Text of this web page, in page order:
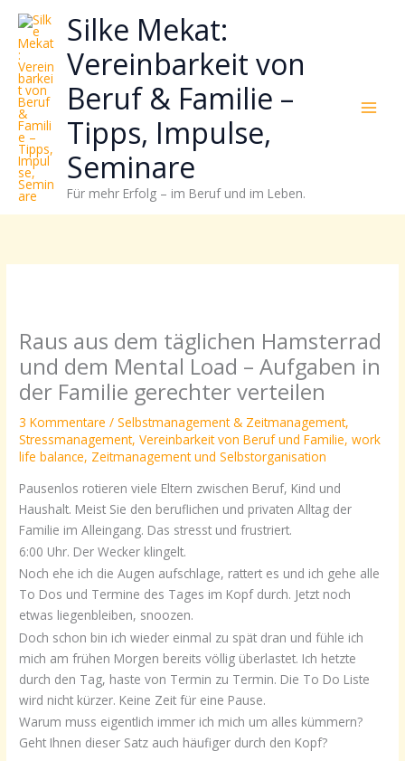
Zum
Inhalt
springen
Silke Mekat:
Vereinbarkeit von
Beruf & Familie –
Tipps, Impulse,
Seminare
Für mehr Erfolg – im Beruf und im Leben.
Raus aus dem täglichen Hamsterrad
und dem Mental Load – Aufgaben in
der Familie gerechter verteilen
3 Kommentare /Selbstmanagement & Zeitmanagement,
Stressmanagement,Vereinbarkeit von Beruf und Familie,work
life balance, Zeitmanagement und Selbstorganisation
Pausenlos rotieren viele Eltern zwischen Beruf, Kind und
Haushalt. Meist Sie den beruflichen und privaten Alltag der
Familie im Alleingang. Das stresst und frustriert.
6:00 Uhr. Der Wecker klingelt.
Noch ehe ich die Augen aufschlage, rattert es und ich gehe alle
To Dos und Termine des Tages im Kopf durch. Jetzt noch
etwas liegenbleiben, snoozen.
Doch schon bin ich wieder einmal zu spät dran und fühle ich
mich am frühen Morgen bereits völlig überlastet. Ich hetzte
durch den Tag, haste von Termin zu Termin. Die To Do Liste
wird nicht kürzer. Keine Zeit für eine Pause.
Warum muss eigentlich immer ich mich um alles kümmern?
Geht Ihnen dieser Satz auch häufiger durch den Kopf?
wie
sich
Stress
reduzieren
Energie
gezielter
einsetzen
lässt?
Einfach